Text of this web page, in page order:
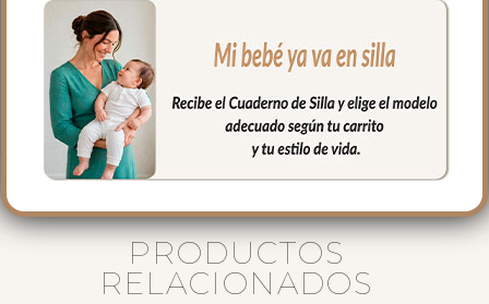
Medidas:
56 cms Ancho
40 cms Ancho
16 cms de lomo
PRODUCTOS
RELACIONADOS